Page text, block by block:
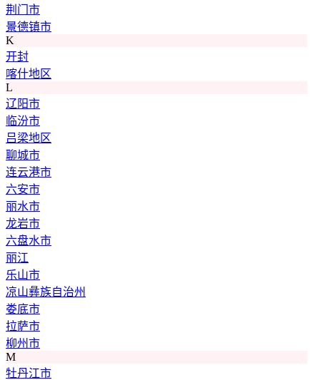
荆门市
景德镇市
K
开封
喀什地区
L
辽阳市
临汾市
吕梁地区
聊城市
连云港市
六安市
丽水市
龙岩市
六盘水市
丽江
乐山市
凉山彝族自治州
娄底市
拉萨市
柳州市
M
牡丹江市